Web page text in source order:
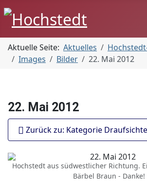
Aktuelle Seite: Aktuelles
Images
Bilder 22. Mai 2012
22. Mai 2012
Zurück zu: Kategorie
Hochstedt aus südwestlicher Richtung.
Bärbel Braun - Danke!